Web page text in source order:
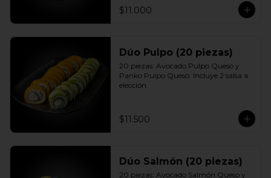
$11.000
Dúo Pulpo (20 piezas)
20 piezas: Avocado Pulpo Queso y
Panko Pulpo Queso. Incluye 2 salsa a
elección.
$11.500
Dúo Salmón (20 piezas)
20 piezas: Avocado Salmón Queso y